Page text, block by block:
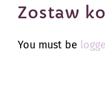
Zostaw
You must be